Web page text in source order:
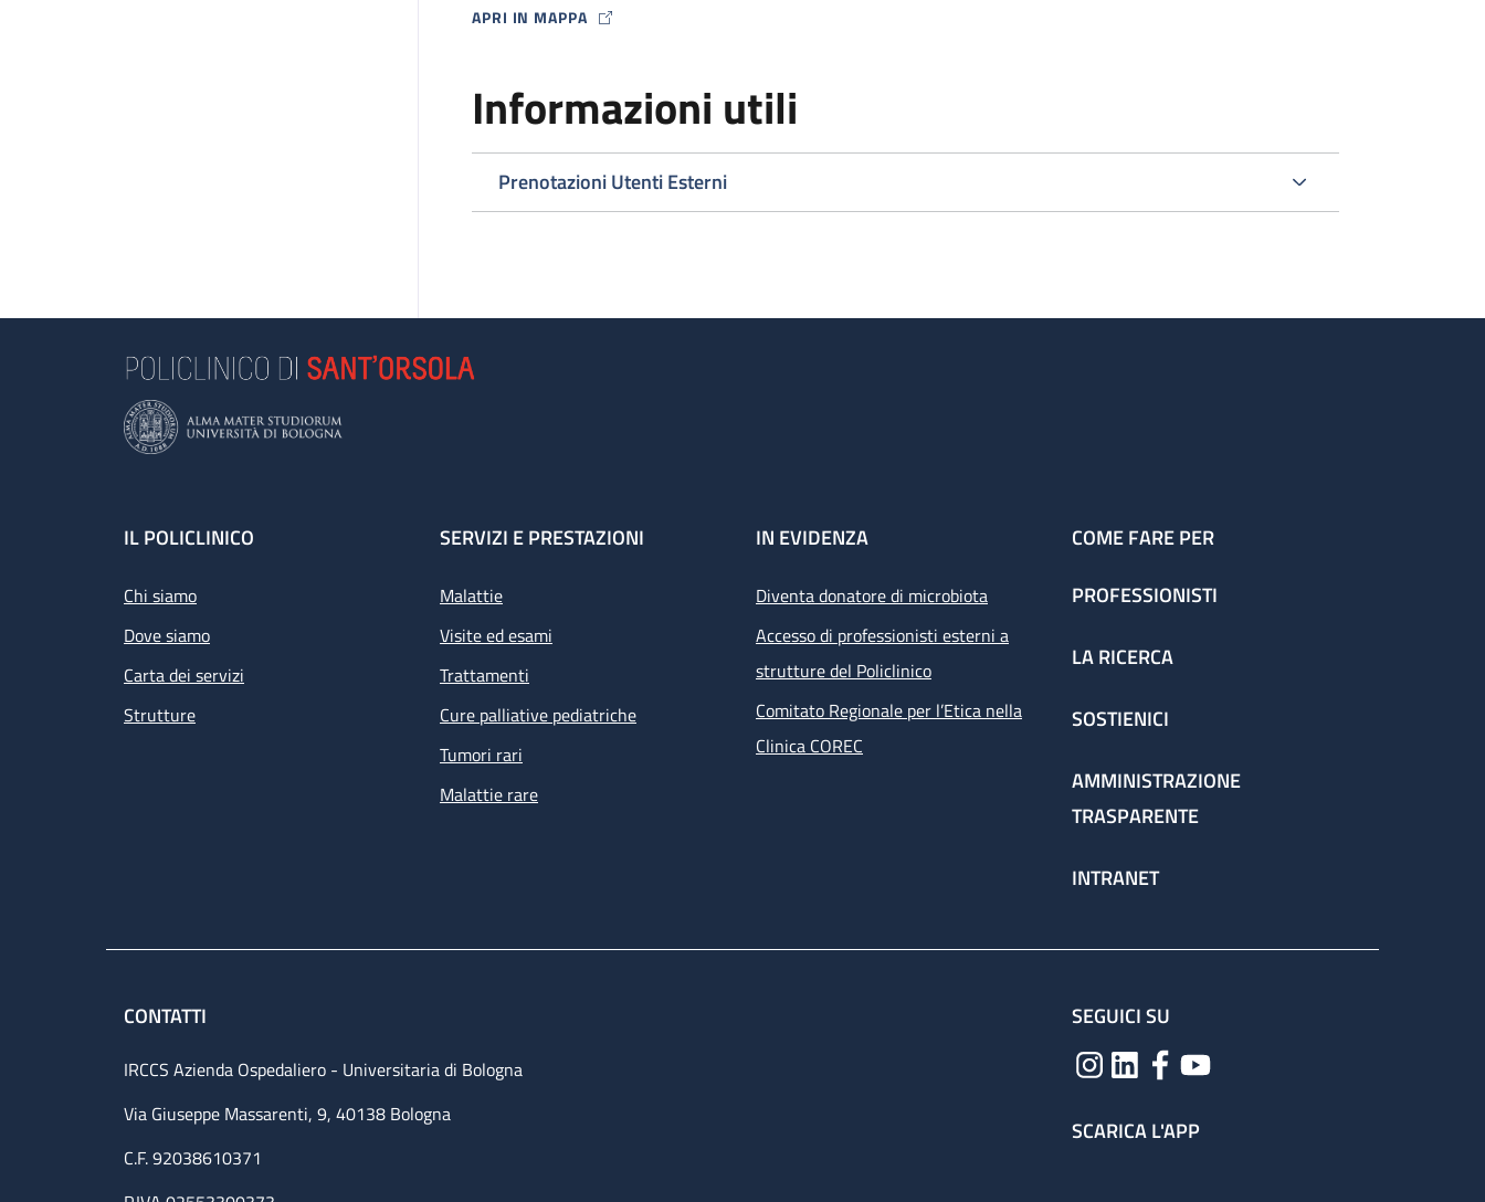
APRI IN MAPPA
MAP ICON
Informazioni utili
Prenotazioni Utenti Esterni
Footer
IL POLICLINICO
Chi siamo
Dove siamo
Carta dei servizi
Strutture
SERVIZI E PRESTAZIONI
Malattie
Visite ed esami
Trattamenti
Cure palliative pediatriche
Tumori rari
Malattie rare
IN EVIDENZA
Diventa donatore di microbiota
Accesso di professionisti esterni a
strutture del Policlinico
Comitato Regionale per l’Etica nella
Clinica COREC
COME FARE PER
PROFESSIONISTI
LA RICERCA
SOSTIENICI
AMMINISTRAZIONE
TRASPARENTE
INTRANET
CONTATTI
IRCCS Azienda Ospedaliero - Universitaria di Bologna
Via Giuseppe Massarenti, 9, 40138 Bologna
C.F. 92038610371
SEGUICI SU
SCARICA L'APP